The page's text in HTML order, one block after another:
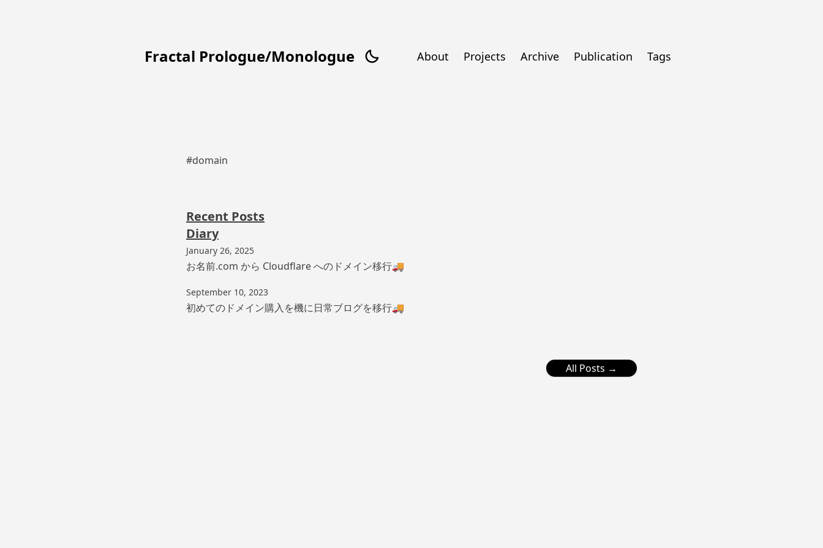
Fractal Prologue/Monologue About Projects Archive Publication Tags
#domain
Recent Posts
Diary
January 26, 2025
お名前.com から Cloudflare へのドメイン移行🚚
September 10, 2023
初めてのドメイン購入を機に日常ブログを移行🚚
All Posts →